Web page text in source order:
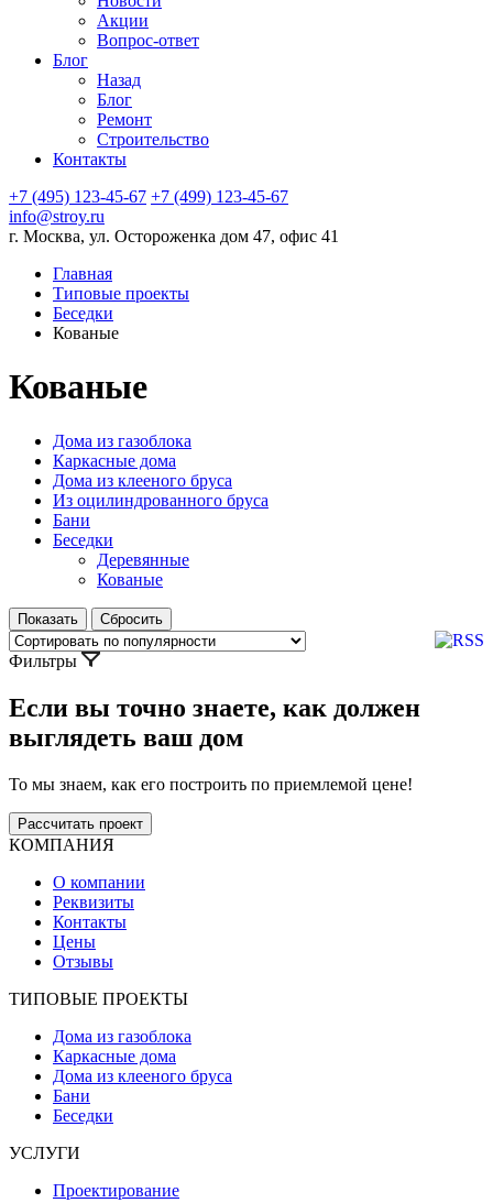
Акции
Вопрос-ответ
Блог
Назад
Блог
Ремонт
Строительство
Контакты
+7 (495) 123-45-67 +7 (499) 123-45-67
info@stroy.ru
г. Москва, ул. Остороженка дом 47, офис 41
Главная
Типовые проекты
Беседки
Кованые
Кованые
Дома из газоблока
Каркасные дома
Дома из клееного бруса
Из оцилиндрованного бруса
Бани
Беседки
Деревянные
Кованые
Фильтры
Если вы точно знаете, как должен
выглядеть ваш дом
То мы знаем, как его построить по приемлемой цене!
Рассчитать проект
КОМПАНИЯ
О компании
Реквизиты
Контакты
Цены
Отзывы
ТИПОВЫЕ ПРОЕКТЫ
Дома из газоблока
Каркасные дома
Дома из клееного бруса
Бани
Беседки
УСЛУГИ
Проектирование